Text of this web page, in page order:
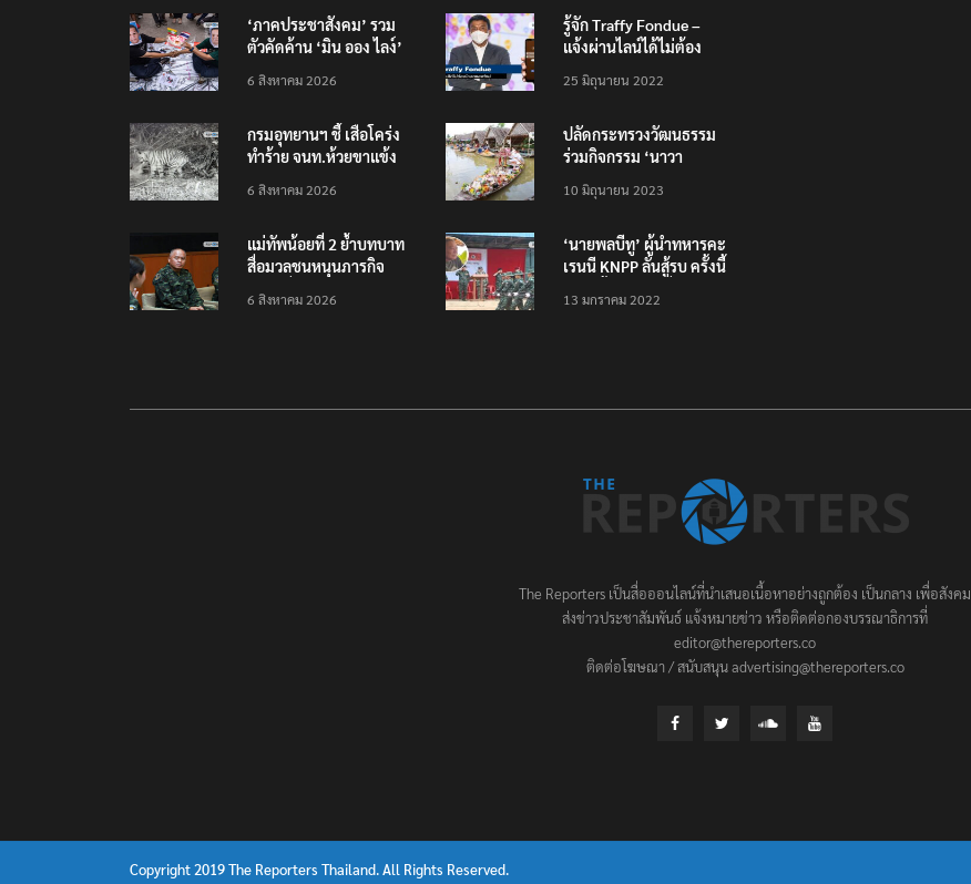
‘ภาคประชาสังคม’ รวม
ตัวคัดค้าน ‘มิน ออง ไลง์’
ต้อนรับอาชญากร’
6 สิงหาคม 2026
กรมอุทยานฯ ชี้ เสือโคร่ง
ทำร้าย จนท.ห้วยขาแข้ง
บังเอิญ ไม่เข้าข่าย ‘เสือ
6 สิงหาคม 2026
แม่ทัพน้อยที่ 2 ย้ำบทบาท
สื่อมวลชนหนุนภารกิจ
6 สิงหาคม 2026
รู้จัก Traffy Fondue –
แจ้งผ่านไลน์ได้ไม่ต้อง
ทั่วไทย ไม่ใช่แค่ในกรุง
25 มิถุนายน 2022
ปลัดกระทรวงวัฒนธรรม
ร่วมกิจกรรม ‘นาวา
ตักบาตรทางน้ำ
10 มิถุนายน 2023
‘นายพลบีทู’ ผู้นำทหารคะ
เรนนี KNPP ลั่นสู้รบ ครั้งนี้
ประชาชนต้องชนะ
13 มกราคม 2022
The Reporters เป็นสื่อออนไลน์ที่นำเสนอเนื้อหาอย่างถูกต้อง เป็นกลาง เพื่อสังคม
ส่งข่าวประชาสัมพันธ์ แจ้งหมายข่าว หรือติดต่อกองบรรณาธิการที่
editor@thereporters.co
ติดต่อโฆษณา / สนับสนุน advertising@thereporters.co
Copyright 2019 The Reporters Thailand. All Rights Reserved.